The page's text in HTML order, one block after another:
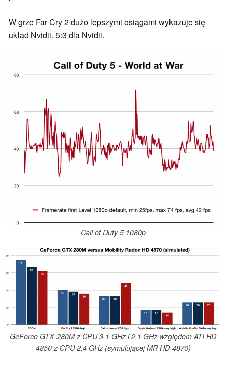
W grze Far Cry 2 dużo lepszymi osiągami wykazuje się
układ Nvidii. 5:3 dla Nvidii.
Call of Duty 5 1080p
GeForce GTX 280M z CPU 3,1 GHz i 2,1 GHz względem ATI HD
4850 z CPU 2,4 GHz (symulującej MR HD 4870)